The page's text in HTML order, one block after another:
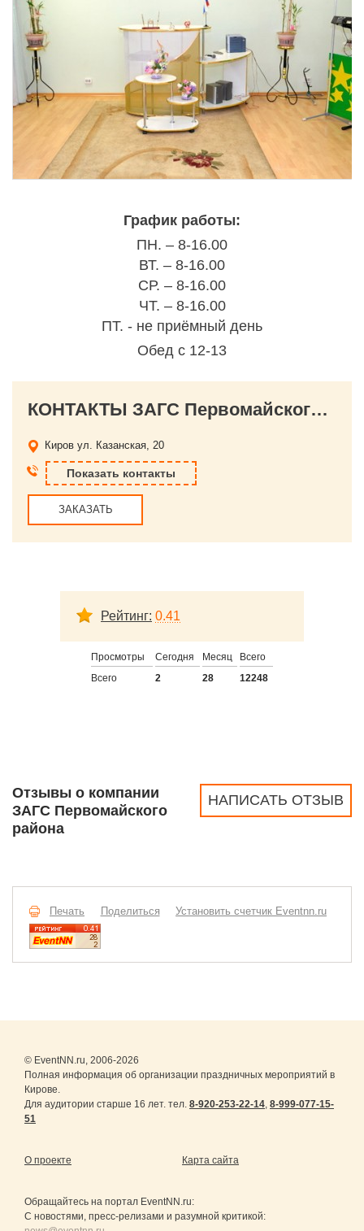
График работы:
ПН. – 8-16.00
ВТ. – 8-16.00
СР. – 8-16.00
ЧТ. – 8-16.00
ПТ. - не приёмный день
Обед с 12-13
КОНТАКТЫ ЗАГС Первомайского района
Киров ул. Казанская, 20
Показать контакты
ЗАКАЗАТЬ
Рейтинг: 0.41
Просмотры Сегодня Месяц
Всего
Всего
2 28 12248
НАПИСАТЬ ОТЗЫВ
Отзывы о компании
ЗАГС Первомайского
района
Печать Поделиться Установить счетчик Eventnn.ru
© EventNN.ru, 2006-2026
Полная информация об организации праздничных мероприятий в
Кирове.
Для аудитории старше 16 лет. тел. 8-920-253-22-14 8-999-077-15-
51
О проекте Карта сайта
Обращайтесь на портал EventNN.ru:
С новостями, пресс-релизами и разумной критикой: